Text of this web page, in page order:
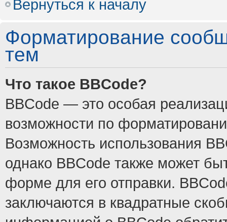
Вернуться к началу
Форматирование
тем
Что такое BBCode?
BBCode — это особая
возможности по
Возможность использования
однако BBCode также может
форме для его отправки.
заключаются в квадратные